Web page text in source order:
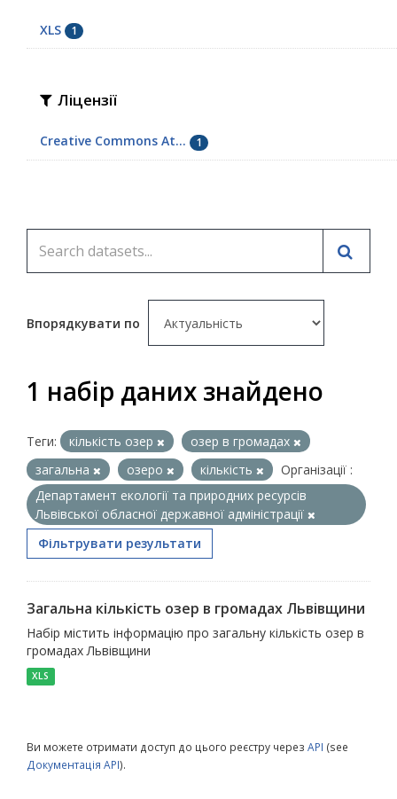
XLS 1
Ліцензії
Creative Commons At... 1
Впорядкувати по
1 набір даних знайдено
Теги: кількість озер
озер в громадах
загальна
озеро кількість
Організації :
Департамент екології та природних ресурсів
Львівської обласної державної адміністрації
Фільтрувати результати
Загальна кількість озер в громадах Львівщини
Набір містить інформацію про загальну кількість озер в
громадах Львівщини
XLS
Ви можете отримати доступ до цього реєстру через API (see
Документація API).